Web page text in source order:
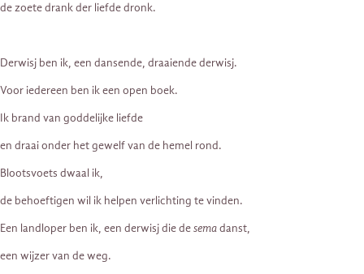
de zoete drank der liefde dronk.
Derwisj ben ik, een dansende, draaiende derwisj.
Voor iedereen ben ik een open boek.
Ik brand van goddelijke liefde
en draai onder het gewelf van de hemel rond.
Blootsvoets dwaal ik,
de behoeftigen wil ik helpen verlichting te vinden.
Een landloper ben ik, een derwisj die desemadanst,
een wijzer van de weg.